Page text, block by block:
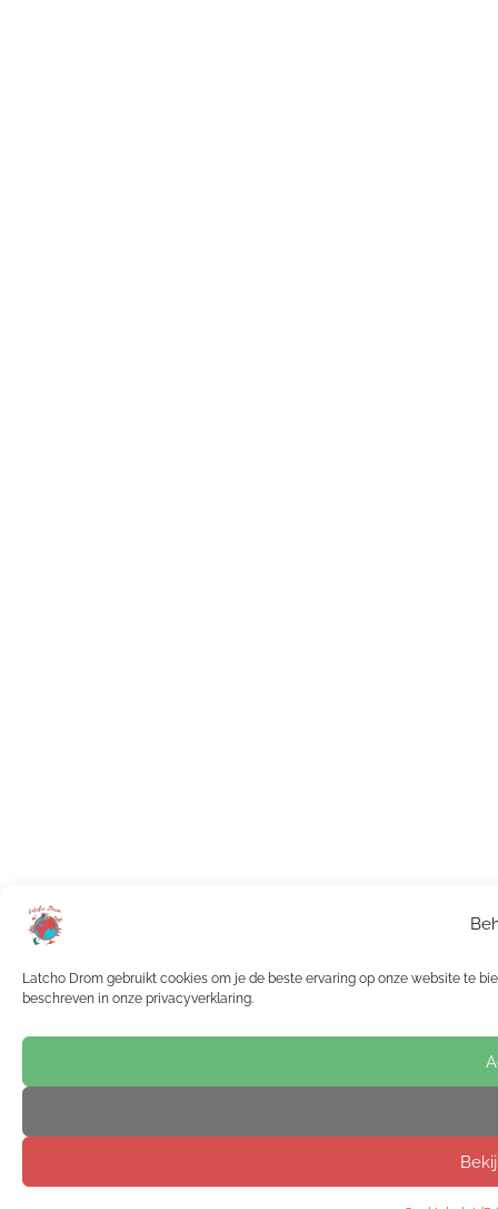
Latcho Drom gebruikt cookies om je de beste ervaring op onze website te
beschreven in onze privacyverklaring.